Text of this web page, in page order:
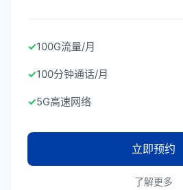
✓100G流量/月
✓100分钟通话/月
✓5G高速网络
立即预约
了解更多